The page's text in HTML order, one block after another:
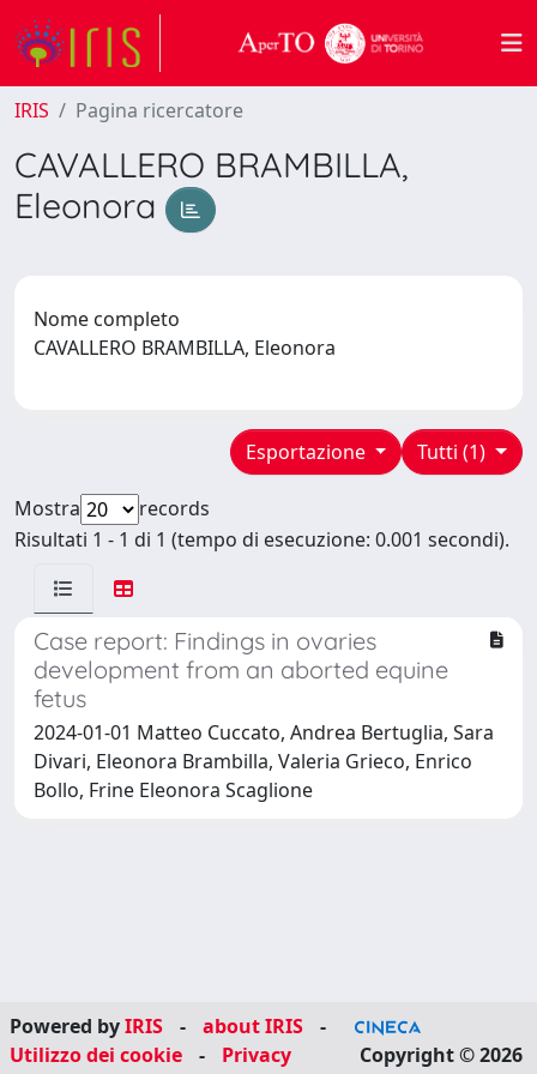
IRIS Pagina ricercatore
CAVALLERO BRAMBILLA,
Eleonora
Nome completo
CAVALLERO BRAMBILLA, Eleonora
Tutti (1)
Esportazione
Mostra
records
Risultati 1 - 1 di 1 (tempo di esecuzione: 0.001 secondi).
Case report: Findings in ovaries
development from an aborted equine
fetus
2024-01-01 Matteo Cuccato, Andrea Bertuglia, Sara
Divari, Eleonora Brambilla, Valeria Grieco, Enrico
Bollo, Frine Eleonora Scaglione
Powered byIRIS - about IRIS
-
Utilizzo dei cookie
- Privacy Copyright © 2026